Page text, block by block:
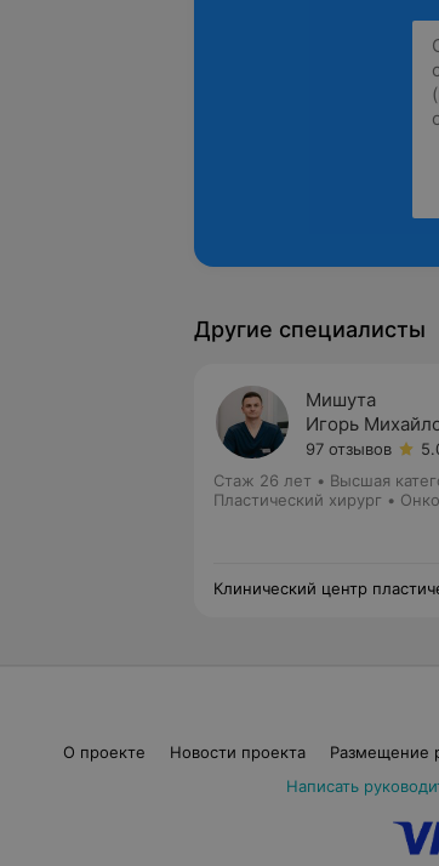
Другие специалисты
Мишута
Игорь
97 отзывов
Стаж 26 лет • Высшая
Пластический хирург •
Клинический центр
О проекте Новости проекта Размещение
Написать